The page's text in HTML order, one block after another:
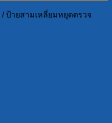
/ป้ายสามเหลี่ยมหยุดตรวจ